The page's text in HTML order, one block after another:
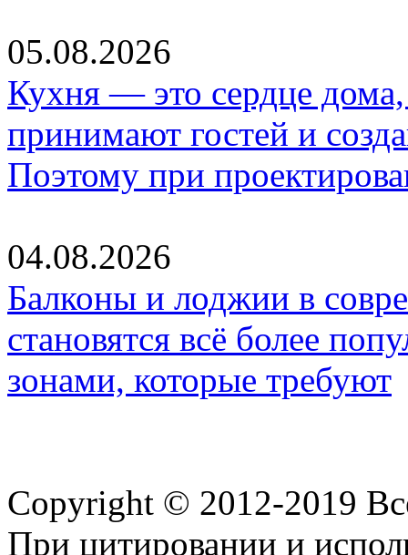
05.08.2026
Кухня — это сердце дома,
принимают гостей и
Поэтому при
04.08.2026
Балконы и лоджии в
становятся всё более
зонами, которые требуют
Copyright © 2012-2019
При цитировании и